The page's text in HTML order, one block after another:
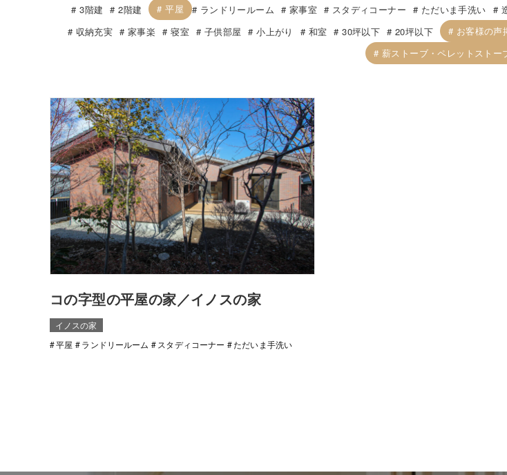
3階建 2階建 平屋 ランドリールーム 家事室 スタディコーナー ただいま手洗い
収納充実
家事楽 寝室 子供部屋 小上がり 和室 30坪以下 20坪以下 お客様の声
薪ストーブ・ペレットストー
コの字型の平屋の家／イノスの家
イノスの家
平屋
ランドリールーム スタディコーナー ただいま手洗い